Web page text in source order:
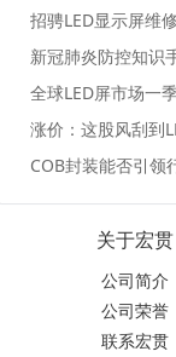
招骋LED显示屏维
新冠肺炎防控知识
全球LED屏市场一
涨价：这股风刮到
COB封装能否引领
关于宏贯
公司简介
公司荣誉
联系宏贯